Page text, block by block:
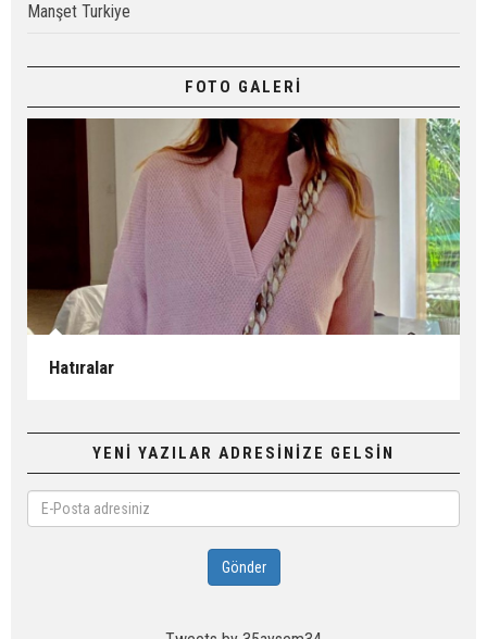
Manşet Turkiye
FOTO GALERİ
Hatıralar
YENİ YAZILAR ADRESİNİZE GELSİN
Posta
adresiniz
Gönder